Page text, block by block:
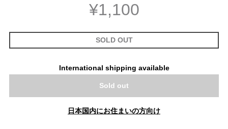
¥1,100
SOLD OUT
International shipping available
Sold out
日本国内にお住まいの方向け